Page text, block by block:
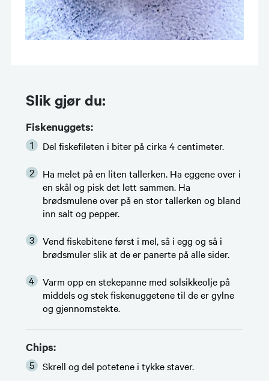
Slik gjør du:
Fiskenuggets:
Del fiskefileten i biter på cirka 4 centimeter.
Ha melet på en liten tallerken. Ha eggene over i
en skål og pisk det lett sammen. Ha
brødsmulene over på en stor tallerken og bland
inn salt og pepper.
Vend fiskebitene først i mel, så i egg og så i
brødsmuler slik at de er panerte på alle sider.
Varm opp en stekepanne med solsikkeolje på
middels og stek fiskenuggetene til de er gylne
og gjennomstekte.
Chips:
Skrell og del potetene i tykke staver.